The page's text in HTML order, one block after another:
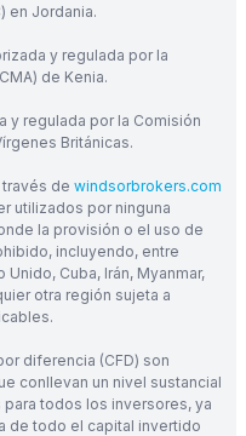
en Jordania.
y regulada por la
de Kenia.
y regulada por la Comisión
Británicas.
de windsorbrokers.com
utilizados por ninguna
la provisión o el uso de
incluyendo, entre
Unido, Cuba, Irán, Myanmar,
otra región sujeta a
diferencia (CFD) son
conllevan un nivel sustancial
todos los inversores, ya
de todo el capital invertido